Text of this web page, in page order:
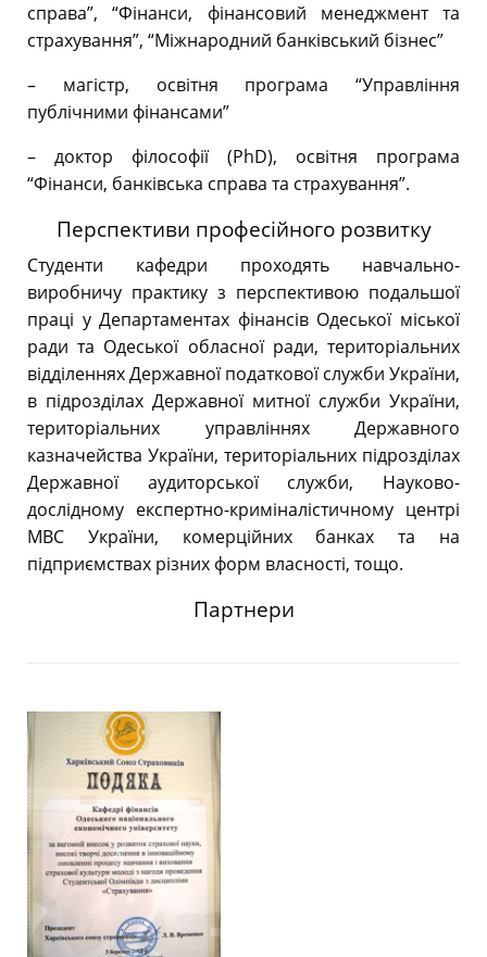
справа”, “Фінанси, фінансовий менеджмент та
страхування”, “Міжнародний банківський бізнес”
– магістр, освітня програма “Управління
публічними фінансами”
– доктор філософії (PhD), освітня програма
“Фінанси, банківська справа та страхування”.
Перспективи професійного розвитку
Студенти кафедри проходять навчально-
виробничу практику з перспективою подальшої
праці у Департаментах фінансів Одеської міської
ради та Одеської обласної ради, територіальних
відділеннях Державної податкової служби України,
в підрозділах Державної митної служби України,
територіальних управліннях Державного
казначейства України, територіальних підрозділах
Державної аудиторської служби, Науково-
дослідному експертно-криміналістичному центрі
МВС України, комерційних банках та на
підприємствах різних форм власності, тощо.
Партнери